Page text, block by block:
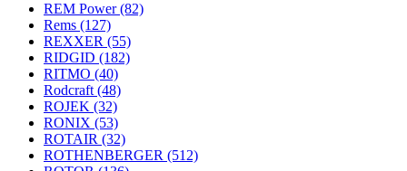
REM Power(82)
Rems (127)
REXXER (55)
RIDGID (182)
RITMO (40)
Rodcraft (48)
ROJEK (32)
RONIX (53)
ROTAIR (32)
ROTHENBERGER (512)